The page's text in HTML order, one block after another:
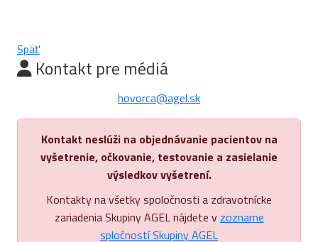
Späť
Kontakt pre médiá
hovorca@agel.sk
Kontakt neslúži na objednávanie pacientov na
vyšetrenie, očkovanie, testovanie a zasielanie
výsledkov vyšetrení.
Kontakty na všetky spoločnosti a zdravotnícke
zariadenia Skupiny AGEL nájdete v zozname
spločností Skupiny AGEL